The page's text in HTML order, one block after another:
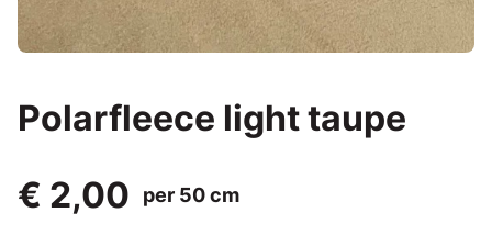
Polarfleece light taupe
€ 2,00
per 50 cm